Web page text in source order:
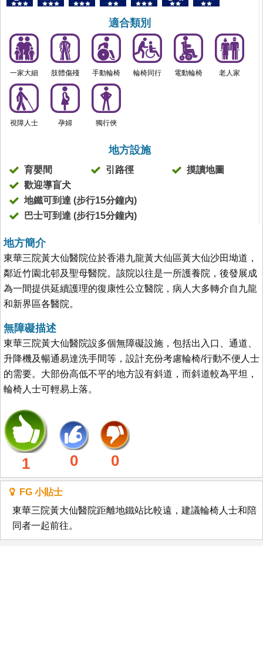
適合類別
一家大細 肢體傷殘 手動輪椅 輪椅同行 電動輪椅 老人家
視障人士 孕婦 獨行俠
地方設施
育嬰間 引路徑
摸讀地圖
歡迎導盲犬
地鐵可到達 (步行15分鐘內)
巴士可到達 (步行15分鐘內)
地方簡介
東華三院黃大仙醫院位於香港九龍黃大仙區黃大仙沙田坳道，
鄰近竹園北邨及聖母醫院。該院以往是一所護養院，後發展成
為一間提供延續護理的復康性公立醫院，病人大多轉介自九龍
和新界區各醫院。
無障礙描述
東華三院黃大仙醫院設多個無障礙設施，包括出入口、通道、
升降機及暢通易達洗手間等，設計充份考慮輪椅/行動不便人士
的需要。大部份高低不平的地方設有斜道，而斜道較為平坦，
輪椅人士可輕易上落。
1 0 0
FG 小貼士
東華三院黃大仙醫院距離地鐵站比較遠，建議輪椅人士和陪
同者一起前往。